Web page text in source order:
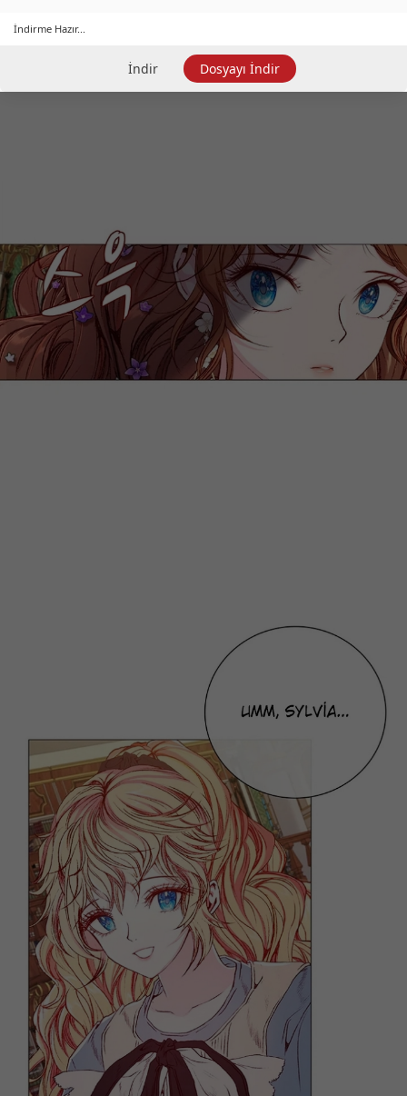
İndirme Hazır...
İndir Dosyayı İndir